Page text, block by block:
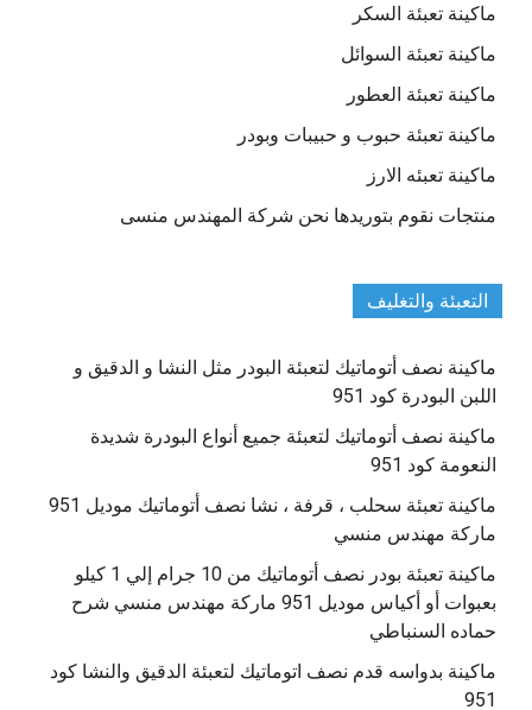
ماكينة تعبئة السكر
ماكينة تعبئة السوائل
ماكينة تعبئة العطور
ماكينة تعبئة حبوب و حبيبات وبودر
ماكينة تعبئه الارز
منتجات نقوم بتوريدها نحن شركة المهندس منسى
التعبئة والتغليف
ماكينة نصف أتوماتيك لتعبئة البودر مثل النشا و الدقيق و
اللبن البودرة كود 951
ماكينة نصف أتوماتيك لتعبئة جميع أنواع البودرة شديدة
النعومة كود 951
ماكينة تعبئة سحلب ، قرفة ، نشا نصف أتوماتيك موديل 951
ماركة مهندس منسي
ماكينة تعبئة بودر نصف أتوماتيك من 10 جرام إلي 1 كيلو
بعبوات أو أكياس موديل 951 ماركة مهندس منسي شرح
حماده السنباطي
ماكينة بدواسه قدم نصف اتوماتيك لتعبئة الدقيق والنشا كود
951